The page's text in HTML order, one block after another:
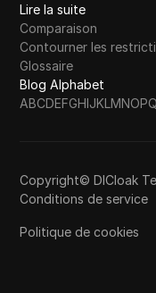
Lire la suite
Comparaison
Contourner les
Glossaire
Blog Alphabet
ABCDEFGHIJKLMNOP
Copyright© DICloak
Conditions de service
Politique de cookies